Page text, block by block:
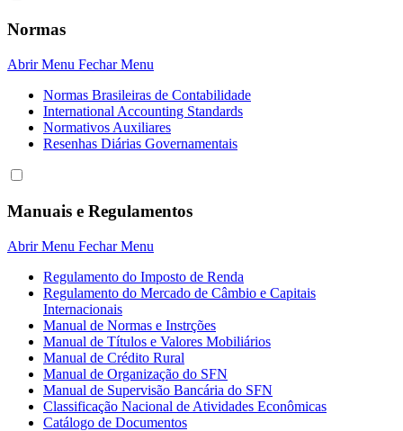
Normas
Abrir Menu Fechar Menu
Normas Brasileiras de Contabilidade
International Accounting Standards
Normativos Auxiliares
Resenhas Diárias Governamentais
Manuais e Regulamentos
Abrir Menu Fechar Menu
Regulamento do Imposto de Renda
Regulamento do Mercado de Câmbio e Capitais
Internacionais
Manual de Normas e Instrções
Manual de Títulos e Valores Mobiliários
Manual de Crédito Rural
Manual de Organização do SFN
Manual de Supervisão Bancária do SFN
Classificação Nacional de Atividades Econômicas
Catálogo de Documentos